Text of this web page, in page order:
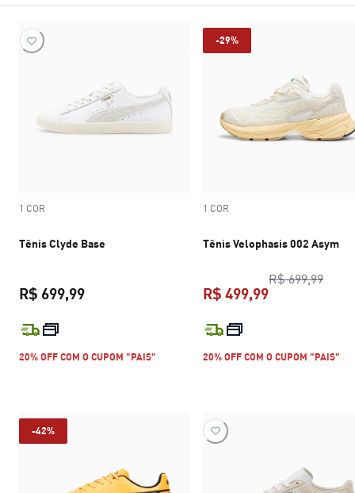
1 COR
Tênis Clyde Base
R$ 699,99
preço atual R$ 699,99
20% OFF COM O CUPOM "PAIS"
-29%
1 COR
Tênis Velophasis 002 Asym
R$ 699,99
R$ 499,99
20% OFF COM O CUPOM "PAIS"
-42%